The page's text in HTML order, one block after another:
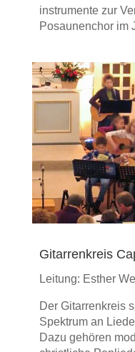
instrumente zur
Posaunen­chor im
Gitarrenkreis
Leitung: Esther
Der Gitarren­kreis
Spektrum an
Dazu gehören